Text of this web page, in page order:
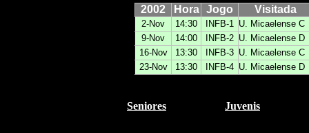
2002 Hora Jogo Visitada
2-Nov 14:30 INFB-1 U. Micaelense C
9-Nov
14:00 INFB-2 U. Micaelense D
16-Nov
13:30 INFB-3 U. Micaelense C
23-Nov
13:30 INFB-4 U. Micaelense D
Seniores Juvenis